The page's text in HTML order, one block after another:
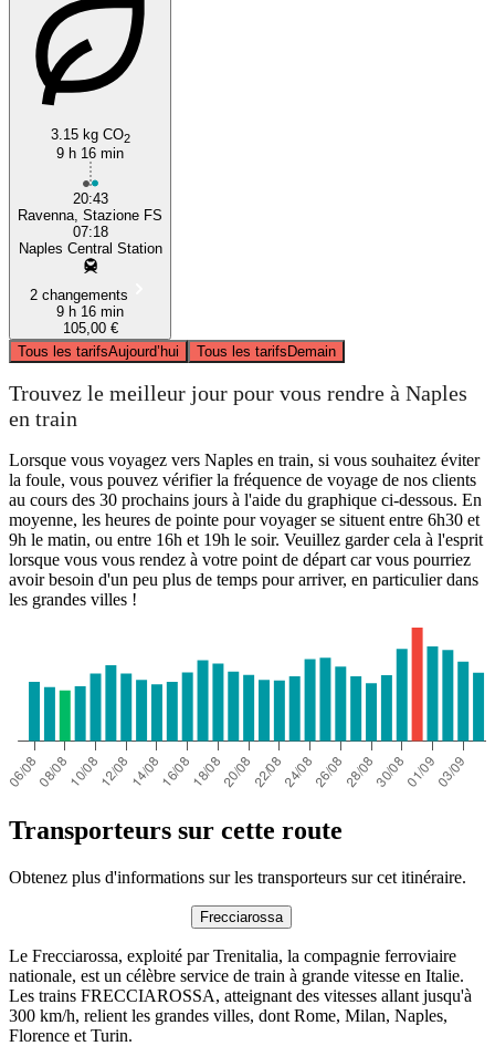
3.15 kg CO2
9 h 16 min
20:43
Ravenna, Stazione FS
07:18
Naples Central Station
2 changements
9 h 16 min
105,00 €
Tous les tarifsAujourd’hui Tous les tarifsDemain
Trouvez le meilleur jour pour vous rendre à Naples
en train
Lorsque vous voyagez vers Naples en train, si vous souhaitez éviter
la foule, vous pouvez vérifier la fréquence de voyage de nos clients
au cours des 30 prochains jours à l'aide du graphique ci-dessous. En
moyenne, les heures de pointe pour voyager se situent entre 6h30 et
9h le matin, ou entre 16h et 19h le soir. Veuillez garder cela à l'esprit
lorsque vous vous rendez à votre point de départ car vous pourriez
avoir besoin d'un peu plus de temps pour arriver, en particulier dans
les grandes villes !
Transporteurs sur cette route
Obtenez plus d'informations sur les transporteurs sur cet itinéraire.
Frecciarossa
Le Frecciarossa, exploité par Trenitalia, la compagnie ferroviaire
nationale, est un célèbre service de train à grande vitesse en Italie.
Les trains FRECCIAROSSA, atteignant des vitesses allant jusqu'à
300 km/h, relient les grandes villes, dont Rome, Milan, Naples,
Florence et Turin.